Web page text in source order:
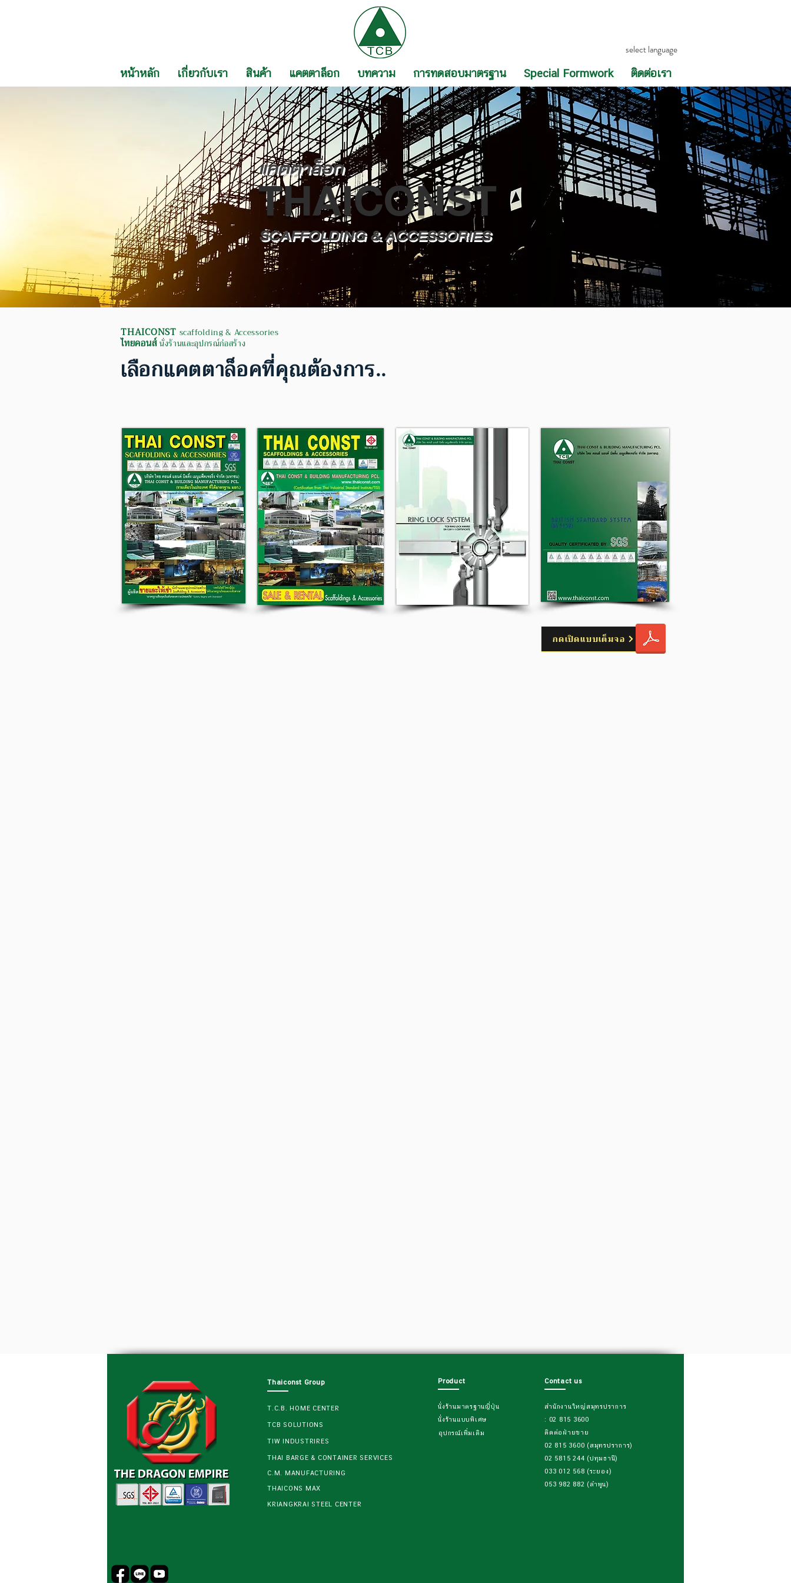
select language
หน้าหลัก
เกี่ยวกับเรา สินค้า แคตตาล็อก บทความ การทดสอบมาตรฐาน Special Formwork ติดต่อเรา
ไทยคอนส์นั่งร้านและอุปกรณ์ก่อสร้าง
THAICONST scaffolding & Accessories
เลือกแคตตาล็อคที่คุณต้องการ..
กดเปิดแบบเต็มจอ
SCAFFOLDING & ACCESSORIES
THAICONST
แคตตาล็อก
Thaiconst Group
T.C.B. HOME CENTER
TCB SOLUTIONS
TIW INDUSTRIRES
THAI BARGE & CONTAINER SERVICES
C.M. MANUFACTURING
THAICONS MAX
KRIANGKRAI STEEL CENTER
Product
นั่งร้านมาตรฐานญี่ปุ่น
นั่งร้านแบบพิเศษ
อุปกรณ์เพิ่มเติม
Contact us
สำนักงานใหญ่สมุทรปราการ
: 02 815 3600
ติดต่อฝ่ายขาย
02 815 3600 (สมุทรปราการ)
02 5815 244 (ปทุมธานี)
033 012 568 (ระยอง)
053 982 882 (ลำพูน)